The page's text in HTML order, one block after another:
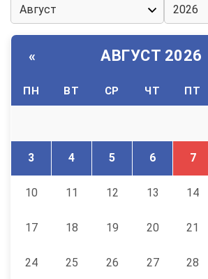
« АВГУСТ 2026
ПН ВТ СР ЧТ ПТ
3 4 5 6 7
10 11 12 13 14
17 18 19 20 21
24 25 26 27 28